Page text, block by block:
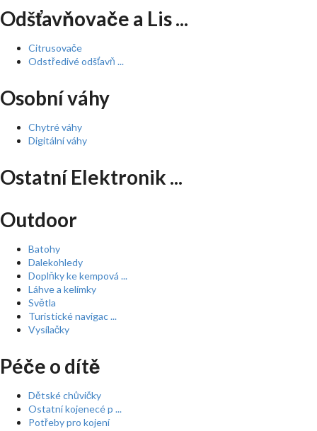
Odšťavňovače a Lis ...
Citrusovače
Odstředivé odšťavň ...
Osobní váhy
Chytré váhy
Digitální váhy
Ostatní Elektronik ...
Outdoor
Batohy
Dalekohledy
Doplňky ke kempová ...
Láhve a kelímky
Světla
Turistické navigac ...
Vysílačky
Péče o dítě
Dětské chůvičky
Ostatní kojenecé p ...
Potřeby pro kojení